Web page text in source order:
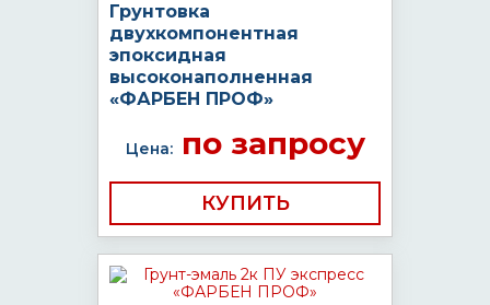
Грунтовка
двухкомпонентная
эпоксидная
высоконаполненная
«ФАРБЕН ПРОФ»
Цена:по запросу
КУПИТЬ